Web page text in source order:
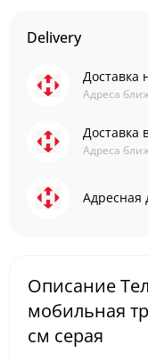
Delivery
Доставка
Адреса
Доставка
Адреса
Адресная
Описание
мобильная
см серая